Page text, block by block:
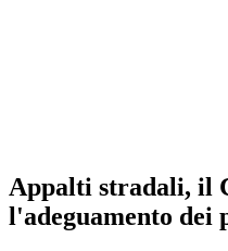
Appalti stradali, il
l'adeguamento dei